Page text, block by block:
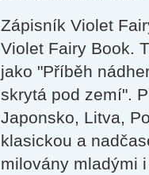
Zápisník Violet
Violet Fairy Book.
jako "Příběh
skrytá pod zemí".
Japonsko, Litva,
klasickou a
milovány mladými